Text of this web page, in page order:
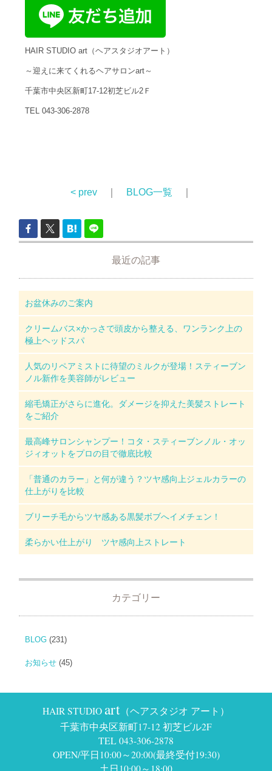
HAIR STUDIO art（ヘアスタジオアート）
～迎えに来てくれるヘアサロンart～
千葉市中央区新町17-12初芝ビル2Ｆ
TEL 043-306-2878
< prev BLOG一覧
最近の記事
お盆休みのご案内
クリームバス×かっさで頭皮から整える、ワンランク上の
極上ヘッドスパ
人気のリペアミストに待望のミルクが登場！スティーブン
ノル新作を美容師がレビュー
縮毛矯正がさらに進化。ダメージを抑えた美髪ストレート
をご紹介
最高峰サロンシャンプー！コタ・スティーブンノル・オッ
ジィオットをプロの目で徹底比較
「普通のカラー」と何が違う？ツヤ感向上ジェルカラーの
仕上がりを比較
ブリーチ毛からツヤ感ある黒髪ボブへイメチェン！
柔らかい仕上がり ツヤ感向上ストレート
カテゴリー
BLOG (231)
お知らせ (45)
HAIR STUDIO art （ヘアスタジオ アート）
千葉市中央区新町17-12 初芝ビル2F
TEL 043-306-2878
OPEN/平日10:00～20:00(最終受付19:30)
土日10:00～18:00